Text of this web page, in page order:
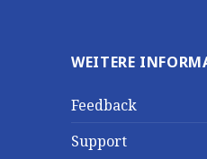
WEITERE
Feedback
Support